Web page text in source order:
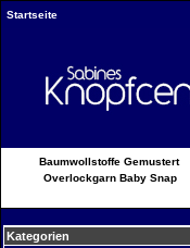
Startseite
Baumwollstoffe Gemustert
Overlockgarn Baby Snap
Kategorien